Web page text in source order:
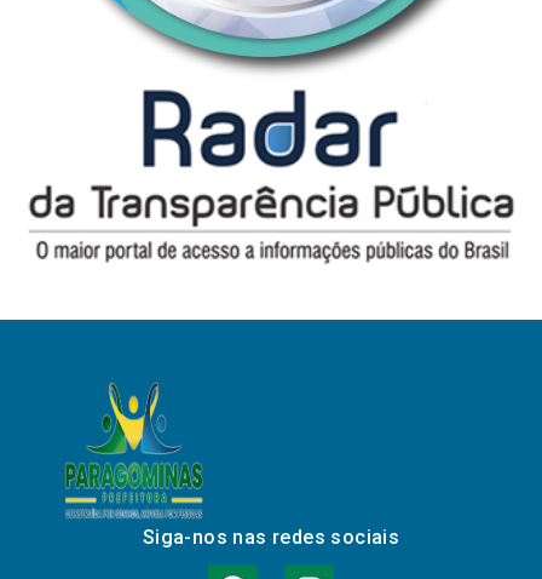
Siga-nos nas redes sociais